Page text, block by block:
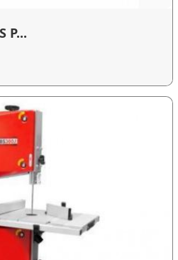
P...